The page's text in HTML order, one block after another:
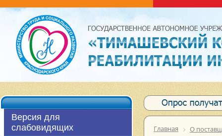
Версия для
слабовидящих
Главная
О